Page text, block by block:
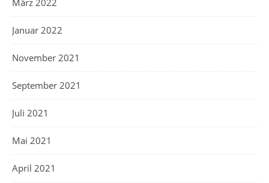
März 2022
Januar 2022
November 2021
September 2021
Juli 2021
Mai 2021
April 2021